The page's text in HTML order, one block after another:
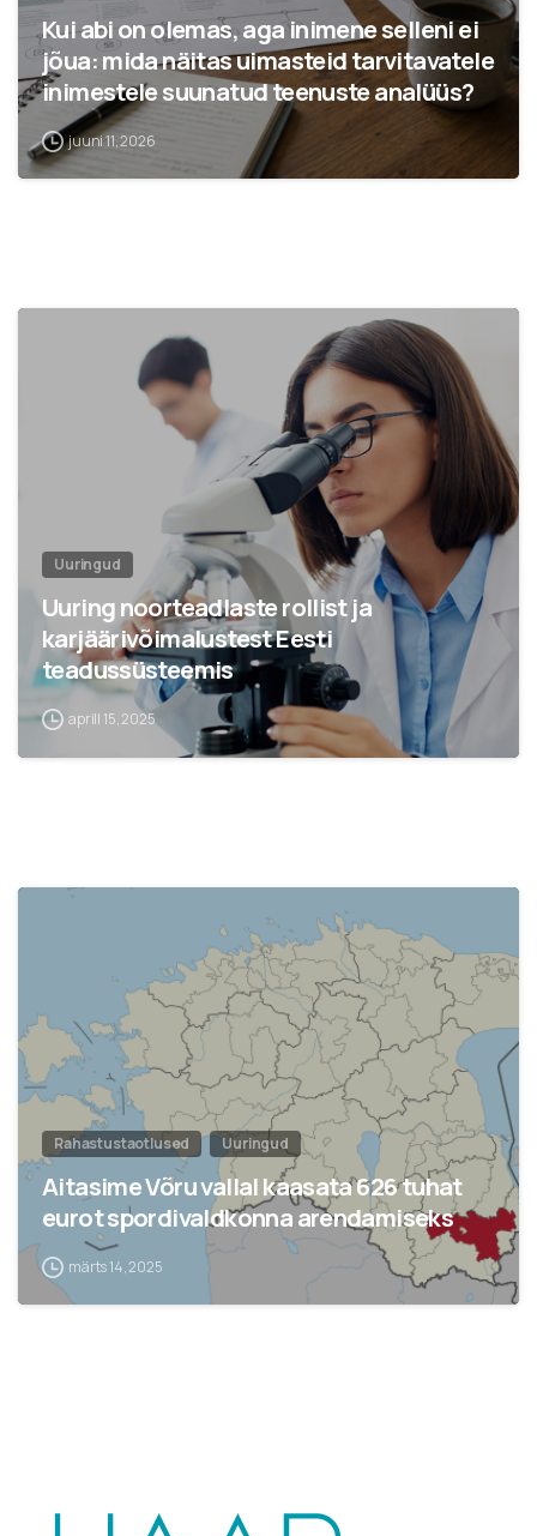
Kui abi on olemas, aga inimene selleni ei
jõua: mida näitas uimasteid tarvitavatele
inimestele suunatud teenuste analüüs?
juuni 11, 2026
Uuringud
Uuring noorteadlaste rollist ja
karjäärivõimalustest Eesti
teadussüsteemis
aprill 15, 2025
Rahastustaotlused Uuringud
Aitasime Võru vallal kaasata 626 tuhat
eurot spordivaldkonna arendamiseks
märts 14, 2025